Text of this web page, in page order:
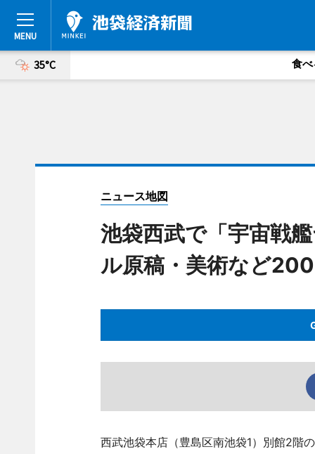
35°C 食べ
ニュース地図
池袋西武で「宇宙戦
ル原稿・美術など
西武池袋本店（豊島区南池袋1）別館2階